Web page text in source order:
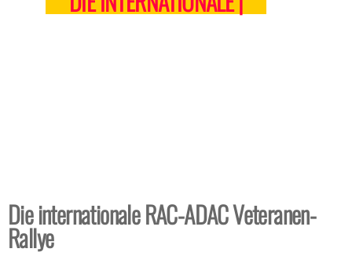
Die internationale RAC-ADAC Veteranen-
Rallye